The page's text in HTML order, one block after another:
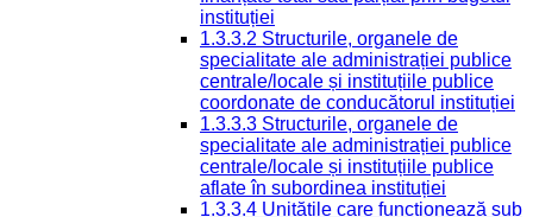
instituției
1.3.3.2 Structurile, organele de
specialitate ale administrației publice
centrale/locale și instituțiile publice
coordonate de conducătorul instituției
1.3.3.3 Structurile, organele de
specialitate ale administrației publice
centrale/locale și instituțiile publice
aflate în subordinea instituției
1.3.3.4 Unitățile care funcționează sub